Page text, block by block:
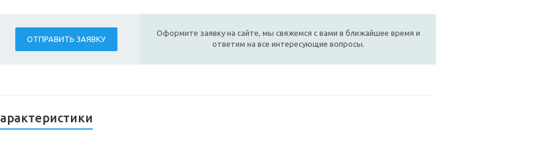
ОТПРАВИТЬ ЗАЯВКУ
Оформите заявку на сайте, мы свяжемся с вами в ближайшее время и
ответим на все интересующие вопросы.